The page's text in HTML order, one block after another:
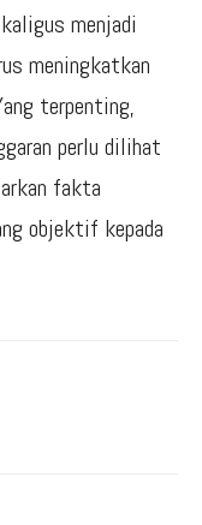
menjadi
meningkatkan
terpenting,
perlu dilihat
fakta
objektif kepada